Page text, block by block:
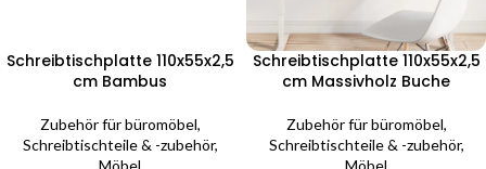
Schreibtischplatte 110x55x2,5
cm Bambus
Zubehör für büromöbel,
Schreibtischteile & -zubehör,
Möbel
Schreibtischplatte 110x55x2,5
cm Massivholz Buche
Zubehör für büromöbel,
Schreibtischteile & -zubehör,
Möbel